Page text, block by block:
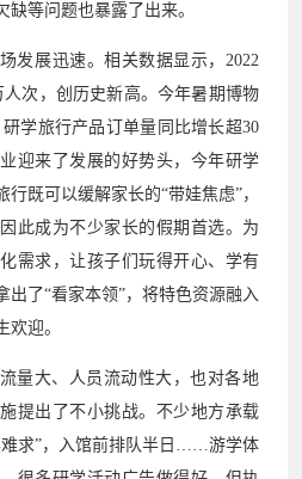
等问题也暴露了出来。
发展迅速。相关数据显示，2022
次，创历史新高。今年暑期博物
学旅行产品订单量同比增长超30
迎来了发展的好势头，今年研学
既可以缓解家长的“带娃焦虑”，
此成为不少家长的假期首选。为
需求，让孩子们玩得开心、学有
出了“看家本领”，将特色资源融入
迎。
量大、人员流动性大，也对各地
提出了不小挑战。不少地方承载
难求”，入馆前排队半日……游学体